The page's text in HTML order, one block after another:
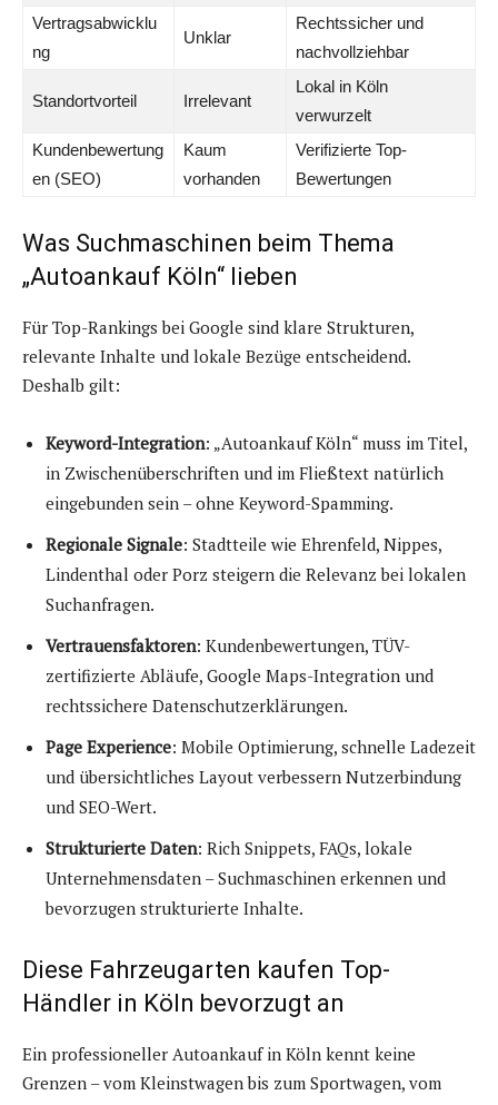
Vertragsabwicklu
ng
Unklar
Rechtssicher und
nachvollziehbar
Standortvorteil Irrelevant
Lokal in Köln
verwurzelt
Kundenbewertung
en (SEO)
Kaum
vorhanden
Verifizierte Top-
Bewertungen
Was Suchmaschinen beim Thema
„Autoankauf Köln“ lieben
Für Top-Rankings bei Google sind klare Strukturen,
relevante Inhalte und lokale Bezüge entscheidend.
Deshalb gilt:
Keyword-Integration: „Autoankauf Köln“ muss im Titel,
in Zwischenüberschriften und im Fließtext natürlich
eingebunden sein – ohne Keyword-Spamming.
Regionale Signale: Stadtteile wie Ehrenfeld, Nippes,
Lindenthal oder Porz steigern die Relevanz bei lokalen
Suchanfragen.
Vertrauensfaktoren: Kundenbewertungen, TÜV-
zertifizierte Abläufe, Google Maps-Integration und
rechtssichere Datenschutzerklärungen.
Page Experience: Mobile Optimierung, schnelle Ladezeit
und übersichtliches Layout verbessern Nutzerbindung
und SEO-Wert.
Strukturierte Daten: Rich Snippets, FAQs, lokale
Unternehmensdaten – Suchmaschinen erkennen und
bevorzugen strukturierte Inhalte.
Diese Fahrzeugarten kaufen Top-
Händler in Köln bevorzugt an
Ein professioneller Autoankauf in Köln kennt keine
Grenzen – vom Kleinstwagen bis zum Sportwagen, vom